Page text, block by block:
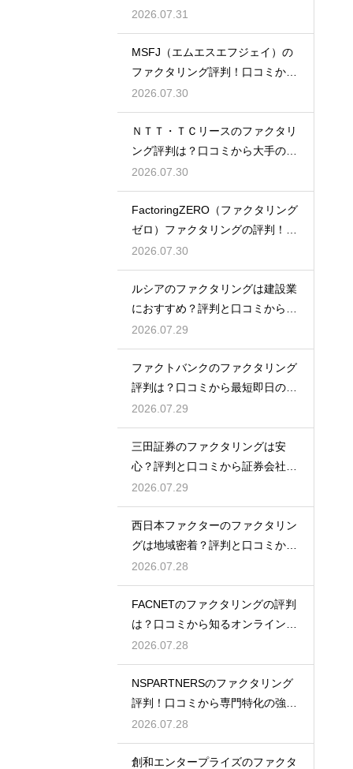
用者の本音
2026.07.31
MSFJ（エムエスエフジェイ）の
ファクタリング評判！口コミから
探る利点
2026.07.30
ＮＴＴ・ＴＣリースのファクタリ
ング評判は？口コミから大手の安
心感を検証
2026.07.30
FactoringZERO（ファクタリング
ゼロ）ファクタリングの評判！口
コミは？
2026.07.30
ルシアのファクタリングは建設業
におすすめ？評判と口コミから専
門性を確認
2026.07.29
ファクトバンクのファクタリング
評判は？口コミから最短即日の入
金を検証
2026.07.29
三田証券のファクタリングは安
心？評判と口コミから証券会社の
実力を検証
2026.07.29
西日本ファクターのファクタリン
グは地域密着？評判と口コミから
真相を探る
2026.07.28
FACNETのファクタリングの評判
は？口コミから知るオンラインの
魅力
2026.07.28
NSPARTNERSのファクタリング
評判！口コミから専門特化の強み
を解説
2026.07.28
創和エンタープライズのファクタ